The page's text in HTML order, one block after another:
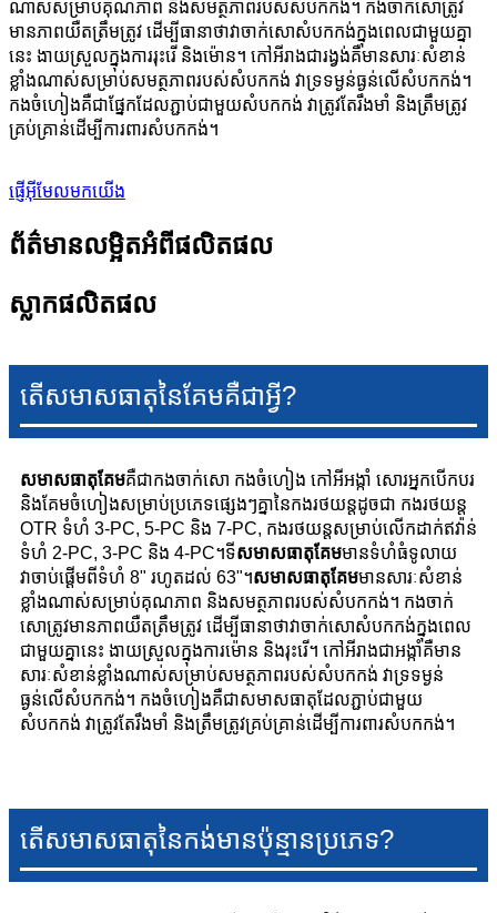
ណាស់សម្រាប់គុណភាព និងសមត្ថភាពរបស់សំបកកង់។ កងចាក់សោត្រូវ
មានភាពយឺតត្រឹមត្រូវ ដើម្បីធានាថាវាចាក់សោសំបកកង់ក្នុងពេលជាមួយគ្នា
នេះ ងាយស្រួលក្នុងការរុះរើ និងម៉ោន។ កៅអីរាងជារង្វង់គឺមានសារៈសំខាន់
ខ្លាំងណាស់សម្រាប់សមត្ថភាពរបស់សំបកកង់ វាទ្រទម្ងន់ធ្ងន់លើសំបកកង់។
កងចំហៀងគឺជាផ្នែកដែលភ្ជាប់ជាមួយសំបកកង់ វាត្រូវតែរឹងមាំ និងត្រឹមត្រូវ
គ្រប់គ្រាន់ដើម្បីការពារសំបកកង់។
ផ្ញើអ៊ីមែលមកយើង
ព័ត៌មានលម្អិតអំពីផលិតផល
ស្លាកផលិតផល
តើសមាសធាតុនៃគែមគឺជាអ្វី?
សមាសធាតុ​គែមគឺជាកងចាក់សោ កងចំហៀង កៅអីអង្កាំ សោរអ្នកបើកបរ
និងគែមចំហៀងសម្រាប់ប្រភេទផ្សេងៗគ្នានៃកងរថយន្តដូចជា កងរថយន្ត
OTR ទំហំ 3-PC, 5-PC និង 7-PC, កងរថយន្តសម្រាប់លើកដាក់ឥវ៉ាន់
ទំហំ 2-PC, 3-PC និង 4-PC។ទីសមាសធាតុគែមមានទំហំធំទូលាយ
វាចាប់ផ្តើមពីទំហំ 8" រហូតដល់ 63"។សមាសធាតុ​គែមមានសារៈសំខាន់
ខ្លាំងណាស់សម្រាប់គុណភាព និងសមត្ថភាពរបស់សំបកកង់។ កងចាក់
សោត្រូវមានភាពយឺតត្រឹមត្រូវ ដើម្បីធានាថាវាចាក់សោសំបកកង់ក្នុងពេល
ជាមួយគ្នានេះ ងាយស្រួលក្នុងការម៉ោន និងរុះរើ។ កៅអីរាងជាអង្កាំគឺមាន
សារៈសំខាន់ខ្លាំងណាស់សម្រាប់សមត្ថភាពរបស់សំបកកង់ វាទ្រទម្ងន់
ធ្ងន់លើសំបកកង់។ កងចំហៀងគឺជាសមាសធាតុដែលភ្ជាប់ជាមួយ
សំបកកង់ វាត្រូវតែរឹងមាំ និងត្រឹមត្រូវគ្រប់គ្រាន់ដើម្បីការពារសំបកកង់។
តើសមាសធាតុនៃកង់មានប៉ុន្មានប្រភេទ?